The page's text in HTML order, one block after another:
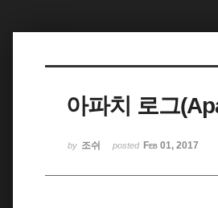
아파치 로그
by 조쉬 posted Feb 01, 2017
북5
북5